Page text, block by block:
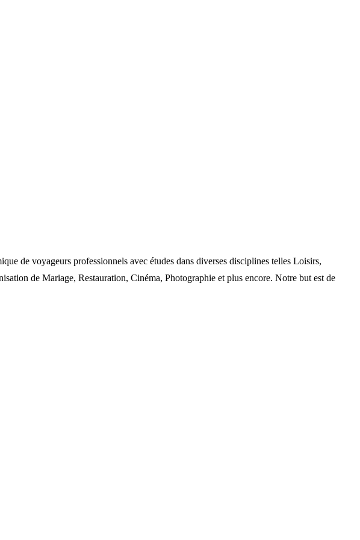
de voyageurs professionnels avec études dans diverses disciplines telles Loisirs,
de Mariage, Restauration, Cinéma, Photographie et plus encore. Notre but est de